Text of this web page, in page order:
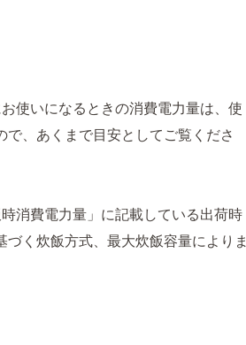
使いになるときの消費電力量は、使
、あくまで目安としてご覧くださ
消費電力量」に記載している出荷時
く炊飯方式、最大炊飯容量によりま